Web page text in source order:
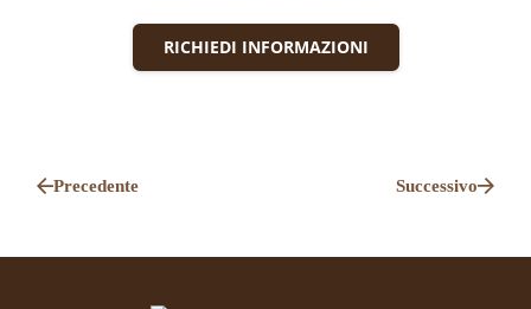
RICHIEDI INFORMAZIONI
Precedente Successivo